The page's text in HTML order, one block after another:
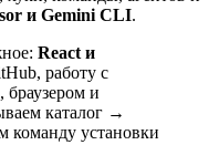
и Gemini CLI.
React и
работу с
, браузером и
каталог →
команду установки